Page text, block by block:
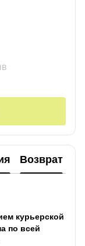
Возврат
курьерской
по всей